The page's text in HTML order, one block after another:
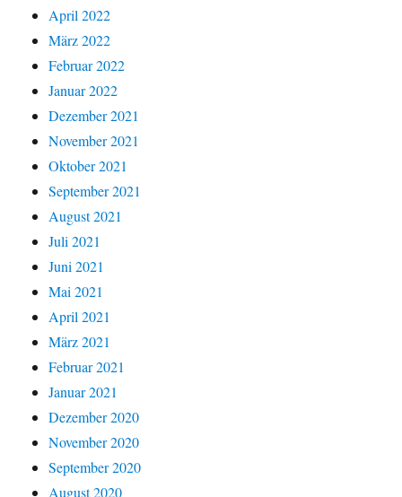
April 2022
März 2022
Februar 2022
Januar 2022
Dezember 2021
November 2021
Oktober 2021
September 2021
August 2021
Juli 2021
Juni 2021
Mai 2021
April 2021
März 2021
Februar 2021
Januar 2021
Dezember 2020
November 2020
September 2020
August 2020